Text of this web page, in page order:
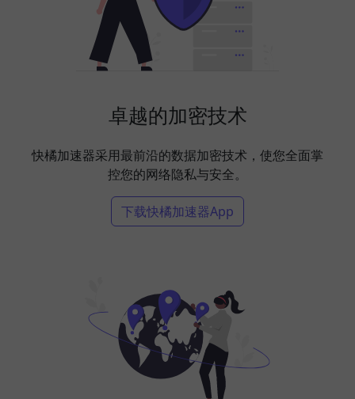
卓越的加密技术
快橘加速器采用最前沿的数据加密技术，使您全面掌
控您的网络隐私与安全。
下载快橘加速器App